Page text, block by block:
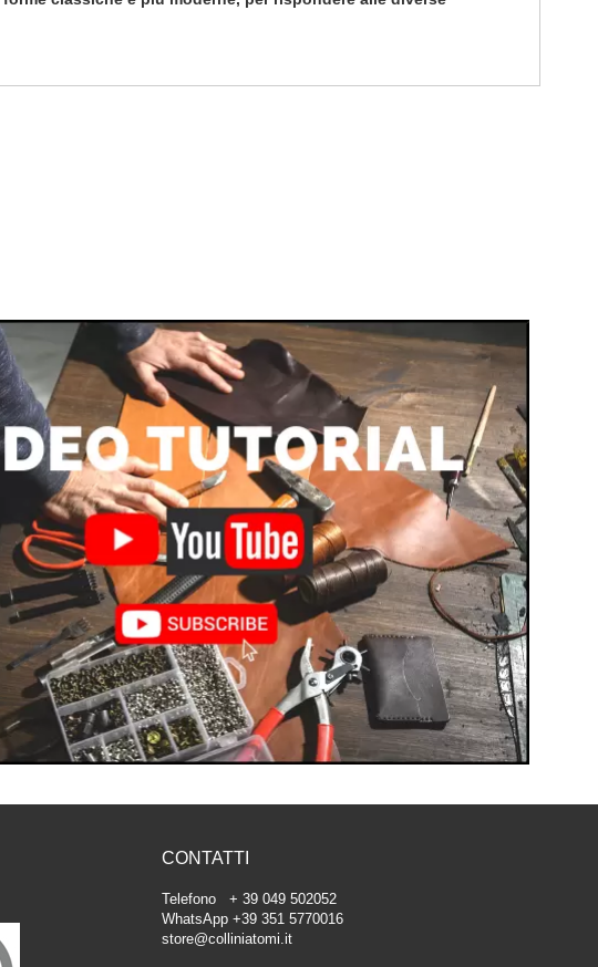
CONTATTI
Telefono + 39 049 502052
WhatsApp +39 351 5770016
store@colliniatomi.it